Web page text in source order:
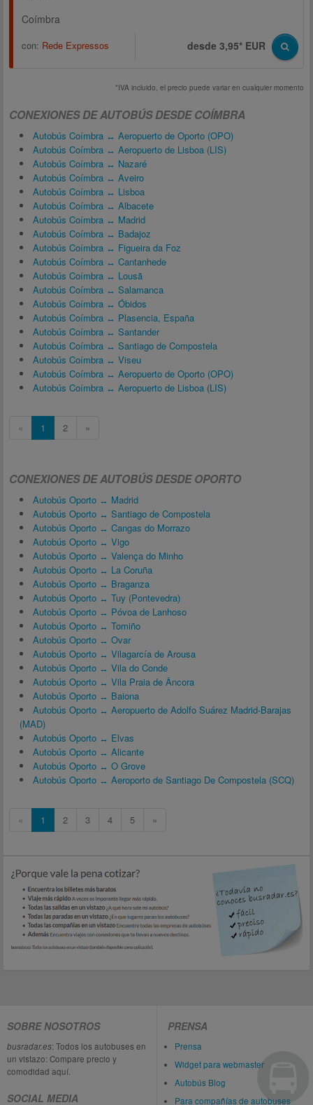
Coímbra
con: Rede Expressos desde 3,95* EUR
*IVA incluido, el precio puede variar en cualquier momento
CONEXIONES DE AUTOBÚS DESDE COÍMBRA
Autobús Coímbra ↔ Aeropuerto de Oporto (OPO)
Autobús Coímbra ↔ Aeropuerto de Lisboa (LIS)
Autobús Coímbra ↔ Nazaré
Autobús Coímbra ↔ Aveiro
Autobús Coímbra ↔ Lisboa
Autobús Coímbra ↔ Albacete
Autobús Coímbra ↔ Madrid
Autobús Coímbra ↔ Badajoz
Autobús Coímbra ↔ Figueira da Foz
Autobús Coímbra ↔ Cantanhede
Autobús Coímbra ↔ Lousã
Autobús Coímbra ↔ Salamanca
Autobús Coímbra ↔ Óbidos
Autobús Coímbra ↔ Plasencia, España
Autobús Coímbra ↔ Santander
Autobús Coímbra ↔ Santiago de Compostela
Autobús Coímbra ↔ Viseu
Autobús Coímbra ↔ Aeropuerto de Oporto (OPO)
Autobús Coímbra ↔ Aeropuerto de Lisboa (LIS)
« 1 2 »
CONEXIONES DE AUTOBÚS DESDE OPORTO
Autobús Oporto ↔ Madrid
Autobús Oporto ↔ Santiago de Compostela
Autobús Oporto ↔ Cangas do Morrazo
Autobús Oporto ↔ Vigo
Autobús Oporto ↔ Valença do Minho
Autobús Oporto ↔ La Coruña
Autobús Oporto ↔ Braganza
Autobús Oporto ↔ Tuy (Pontevedra)
Autobús Oporto ↔ Póvoa de Lanhoso
Autobús Oporto ↔ Tomiño
Autobús Oporto ↔ Ovar
Autobús Oporto ↔ Vilagarcía de Arousa
Autobús Oporto ↔ Vila do Conde
Autobús Oporto ↔ Vila Praia de Âncora
Autobús Oporto ↔ Baiona
Autobús Oporto ↔ Aeropuerto de Adolfo Suárez Madrid-Barajas
(MAD)
Autobús Oporto ↔ Elvas
Autobús Oporto ↔ Alicante
Autobús Oporto ↔ O Grove
Autobús Oporto ↔ Aeroporto de Santiago De Compostela (SCQ)
« 1 2 3 4 5 »
SOBRE NOSOTROS
busradar.es: Todos los autobuses en
un vistazo: Compare precio y
comodidad aquí.
SOCIAL MEDIA
PRENSA
Prensa
Widget para webmaster
Autobús Blog
Para compañías de autobuses